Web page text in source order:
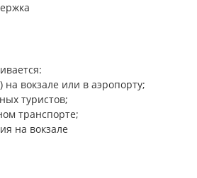
вокзале или в аэропорту;
туристов;
транспорте;
на вокзале